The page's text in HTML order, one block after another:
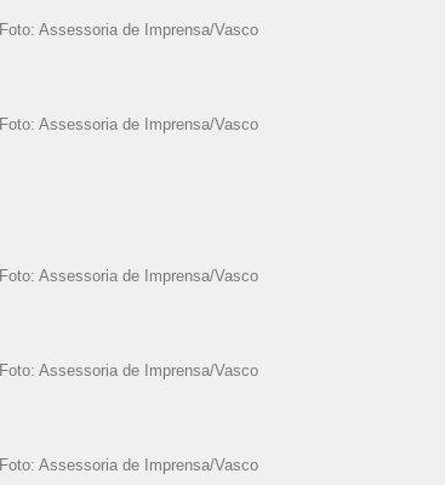
Foto: Assessoria de Imprensa/Vasco
Foto: Assessoria de Imprensa/Vasco
Foto: Assessoria de Imprensa/Vasco
Foto: Assessoria de Imprensa/Vasco
Foto: Assessoria de Imprensa/Vasco